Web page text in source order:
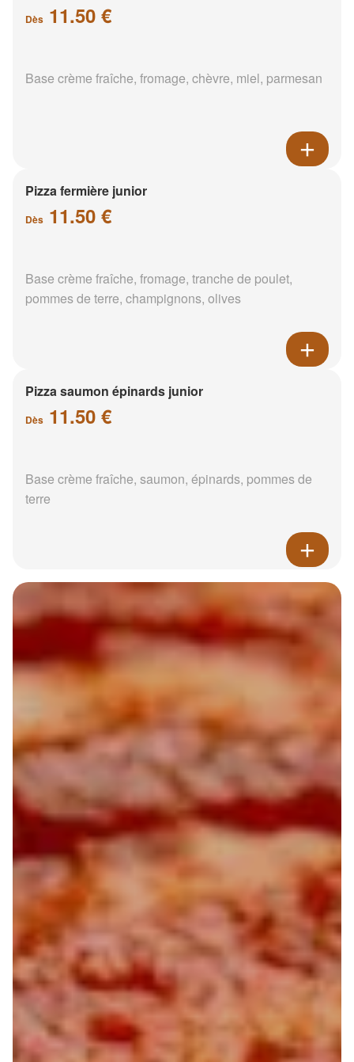
Dès 11.50 €
Base crème fraîche, fromage, chèvre, miel, parmesan
Pizza fermière junior
Dès 11.50 €
Base crème fraîche, fromage, tranche de poulet,
pommes de terre, champignons, olives
Pizza saumon épinards junior
Dès 11.50 €
Base crème fraîche, saumon, épinards, pommes de
terre